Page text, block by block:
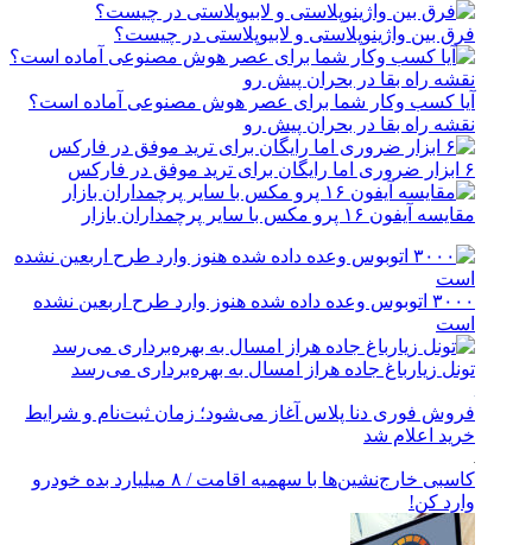
فرق بین واژینوپلاستی و لابیوپلاستی در چیست؟
آیا کسب وکار شما برای عصر هوش مصنوعی آماده است؟
نقشه راه بقا در بحران پیش رو
۶ ابزار ضروری اما رایگان برای ترید موفق در فارکس
مقایسه آیفون ۱۶ پرو مکس با سایر پرچمداران بازار
۳۰۰۰ اتوبوس وعده داده شده هنوز وارد طرح اربعین نشده
است
تونل زیارباغ جاده هراز امسال به بهره‌برداری می‌رسد
فروش فوری دنا پلاس آغاز می‌شود؛ زمان ثبت‌نام و شرایط
خرید اعلام شد
کاسبی خارج‌نشین‌ها با سهمیه اقامت / ۸ میلیارد بده خودرو
وارد کن!